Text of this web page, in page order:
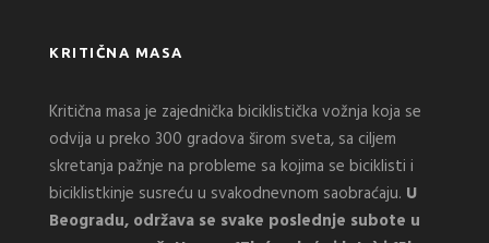
KRITIČNA MASA
Kritična masa je zajednička biciklistička vožnja koja se
odvija u preko 300 gradova širom sveta, sa ciljem
skretanja pažnje na probleme sa kojima se biciklisti i
biciklistkinje susreću u svakodnevnom saobraćaju. U
Beogradu, održava se svake poslednje subote u